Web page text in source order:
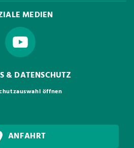
MEDIEN
& DATENSCHUTZ
öffnen
ANFAHRT